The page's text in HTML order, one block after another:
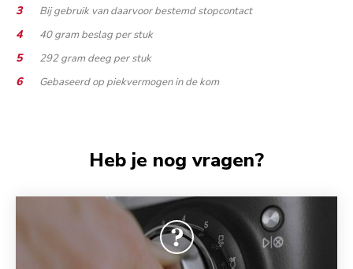
Bij gebruik van daarvoor bestemd stopcontact
40 gram beslag per stuk
292 gram deeg per stuk
Gebaseerd op piekvermogen in de kom
Heb je nog vragen?